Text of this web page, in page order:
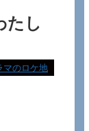
たし
マのロケ地